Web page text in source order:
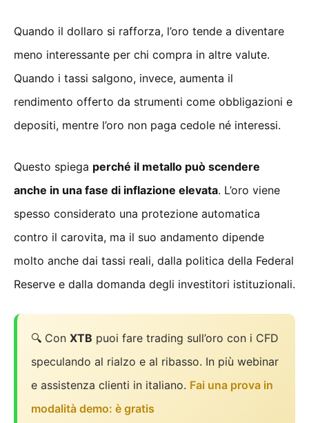
Quando il dollaro si rafforza, l’oro tende a diventare
meno interessante per chi compra in altre valute.
Quando i tassi salgono, invece, aumenta il
rendimento offerto da strumenti come obbligazioni e
depositi, mentre l’oro non paga cedole né interessi.
Questo spiega perché il metallo può scendere
anche in una fase di inflazione elevata. L’oro viene
spesso considerato una protezione automatica
contro il carovita, ma il suo andamento dipende
molto anche dai tassi reali, dalla politica della Federal
Reserve e dalla domanda degli investitori istituzionali.
🔍 Con XTB puoi fare trading sull’oro con i CFD
speculando al rialzo e al ribasso. In più webinar
e assistenza clienti in italiano. Fai una prova in
modalità demo: è gratis